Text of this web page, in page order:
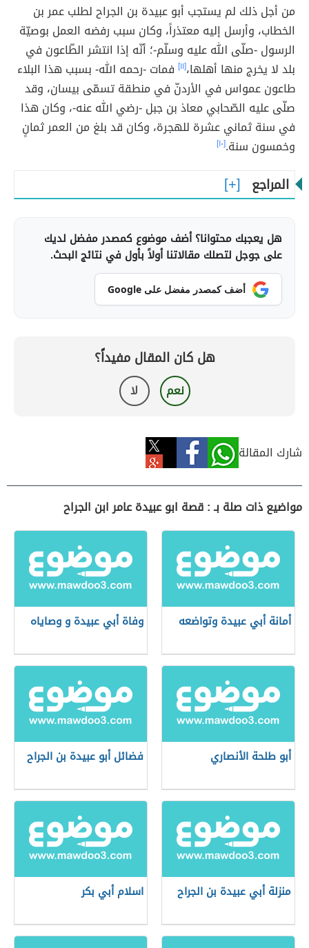
من أجل ذلك لم يستجب أبو عبيدة بن الجراح لطلب عمر بن
الخطاب، وأرسل إليه معتذراً، وكان سبب رفضه العمل بوصيّة
الرسول -صلّى الله عليه وسلّم-؛ أنّه إذا انتشر الطّاعون في
بلد لا يخرج منها أهلها،[١١]
فمات -رحمه الله- بسبب هذا البلاء
طاعون عمواس في الأردنّ في منطقة تسمّى بيسان، وقد
صلّى عليه الصّحابي معاذ بن جبل -رضي الله عنه-، وكان هذا
في سنة ثماني عشرة للهجرة، وكان قد بلغ من العمر ثمانٍ
وخمسون سنة.[١٠]
المراجع
هل يعجبك محتوانا؟ أضف موضوع كمصدر مفضل لديك
على جوجل لتصلك مقالاتنا أولاً بأول في نتائج البحث.
أضف كمصدر مفضل على Google
هل كان المقال مفيداً؟
نعم لا
شارك المقالة
مواضيع ذات صلة بـ : قصة ابو عبيدة عامر ابن الجراح
أمانة أبي عبيدة وتواضعه وفاة أبي عبيدة و وصاياه
أبو طلحة الأنصاري فضائل أبو عبيدة بن الجراح
منزلة أبي عبيدة بن الجراح اسلام أبي بكر